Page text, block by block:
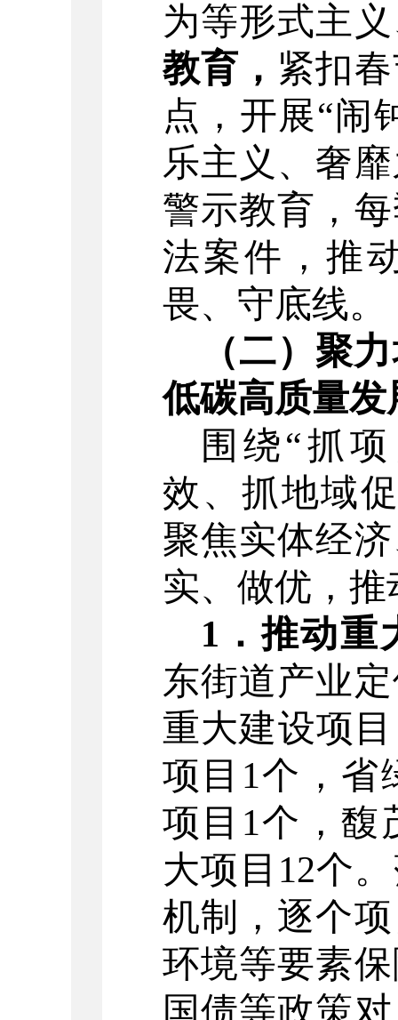
为等形式主
教育， 紧扣
点，开展“闹
乐主义、奢
警示教育，
法案件，推
畏、守底线。
（二）聚
低碳高质量发
围绕“抓
效、抓地域
聚焦实体经
实、做优， 推
1 ．推动重
东街道产业
重大建设项
项目 1个 ， 省
项目 1个 ，馥
大项目 12个。
机制，逐个
环境等要素
国债等政策